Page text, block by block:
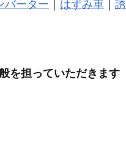
バーター はずみ車
誘
を担っていただきます